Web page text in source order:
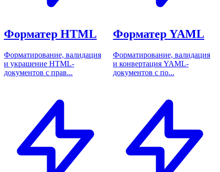
Форматер HTML
Форматирование, валидация
и украшение HTML-
документов с прав...
Форматер YAML
Форматирование, валидация
и конвертация YAML-
документов с по...